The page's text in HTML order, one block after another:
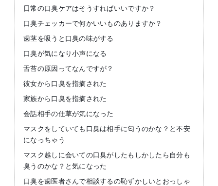
日常の口臭ケアはそうすればいいですか？
口臭チェッカーで何かいいものありますか？
歯茎を吸うと口臭の味がする
口臭が気になり小声になる
舌苔の原因ってなんですが？
彼女から口臭を指摘された
家族から口臭を指摘された
会話相手の仕草が気になった
マスクをしていても口臭は相手に匂うのかな？と不安
になっちゃう
マスク越しに会いての口臭がしたもしかしたら自分も
臭うのかな？と気になった
口臭を歯医者さんで相談するの恥ずかしいとおっしゃ